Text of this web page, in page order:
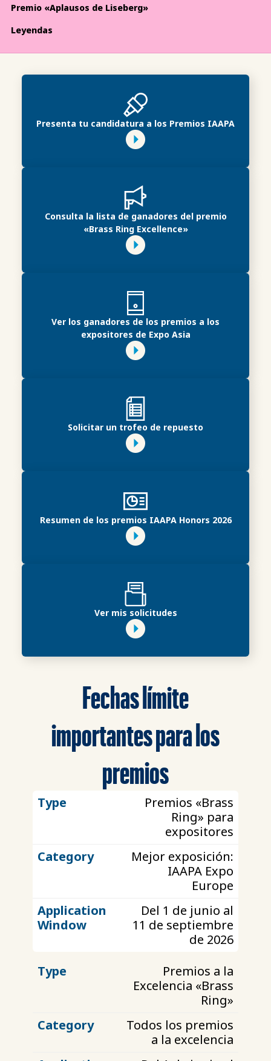
Premio «Aplausos de Liseberg»
Leyendas
Presenta tu candidatura a los Premios IAAPA
Consulta la lista de ganadores del premio
«Brass Ring Excellence»
Ver los ganadores de los premios a los
expositores de Expo Asia
Solicitar un trofeo de repuesto
Resumen de los premios IAAPA Honors 2026
Ver mis solicitudes
Fechas límite
importantes para los
premios
Tipo
Plazo de
inscripción
Premios «Brass
Ring» para
expositores
Mejor exposición:
IAAPA Expo
Europe
Del 1 de junio al
11 de septiembre
de 2026
Premios a la
Excelencia «Brass
Ring»
Todos los premios
a la excelencia